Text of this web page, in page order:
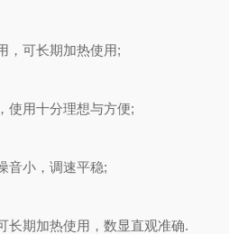
可长期加热使用;
用十分理想与方便;
小，调速平稳;
期加热使用，数显直观准确.